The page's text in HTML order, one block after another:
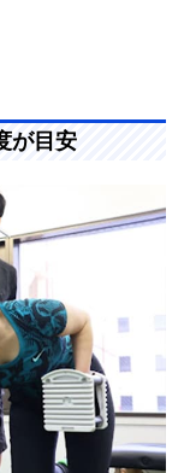
が目安